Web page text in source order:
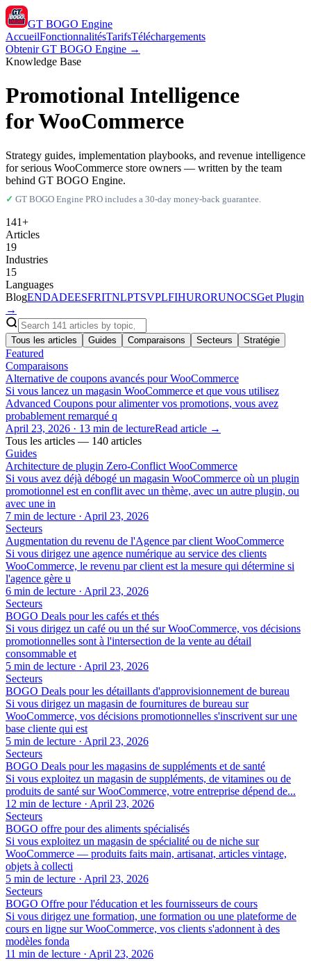
GT BOGO Engine
AccueilFonctionnalitésTarifsTéléchargements
Obtenir GT BOGO Engine →
Knowledge Base
Promotional Intelligence
for WooCommerce
Strategy guides, implementation playbooks, and revenue intelligence
for serious WooCommerce store owners — written by the team
behind GT BOGO Engine.
✓ GT BOGO Engine PRO includes a 30-day money-back guarantee.
141+
Articles
19
Industries
15
Languages
BlogENDADEESFRITNLPTSVPLFIHURORUNOCSGet Plugin
→
Tous les articles Guides Comparaisons Secteurs Stratégie
Featured
Comparaisons
Alternative de coupons avancés pour WooCommerce
Si vous lancez un magasin WooCommerce et que vous utilisez
Advanced Coupons pour alimenter vos promotions, vous avez
probablement remarqué q
April 23, 2026 · 13 min de lectureRead article →
Tous les articles — 140 articles
Guides
Architecture de plugin Zero-Conflict WooCommerce
Si vous avez déjà débogé un magasin WooCommerce où un plugin
promotionnel est en conflit avec un thème, avec un autre plugin, ou
avec une in
7 min de lecture · April 23, 2026
Secteurs
Augmentation du revenu de l'Agence par client WooCommerce
Si vous dirigez une agence numérique au service des clients
WooCommerce, le revenu par client est la mesure qui détermine si
l'agence gère u
6 min de lecture · April 23, 2026
Secteurs
BOGO Deals pour les cafés et thés
Si vous dirigez un café ou un thé sur WooCommerce, vos décisions
promotionnelles sont à l'intersection de la vente au détail
consommable et
5 min de lecture · April 23, 2026
Secteurs
BOGO Deals pour les détaillants d'approvisionnement de bureau
Si vous dirigez un magasin de fournitures de bureau sur
WooCommerce, vos décisions promotionnelles s'inscrivent sur une
base cliente qui est
5 min de lecture · April 23, 2026
Secteurs
BOGO Deals pour les magasins de suppléments et de santé
Si vous exploitez un magasin de suppléments, de vitamines ou de
produits de santé sur WooCommerce, votre entreprise dépend de...
12 min de lecture · April 23, 2026
Secteurs
BOGO offre pour des aliments spécialisés
Si vous exploitez un magasin de spécialité ou de niche sur
WooCommerce — produits faits main, artisanat, articles vintage,
objets à collecti
5 min de lecture · April 23, 2026
Secteurs
BOGO Offre pour l'éducation et les fournisseurs de cours
Si vous dirigez une formation, une formation ou une plateforme de
cours en ligne sur WooCommerce, vos clients s'adonnent à des
modèles fonda
11 min de lecture · April 23, 2026